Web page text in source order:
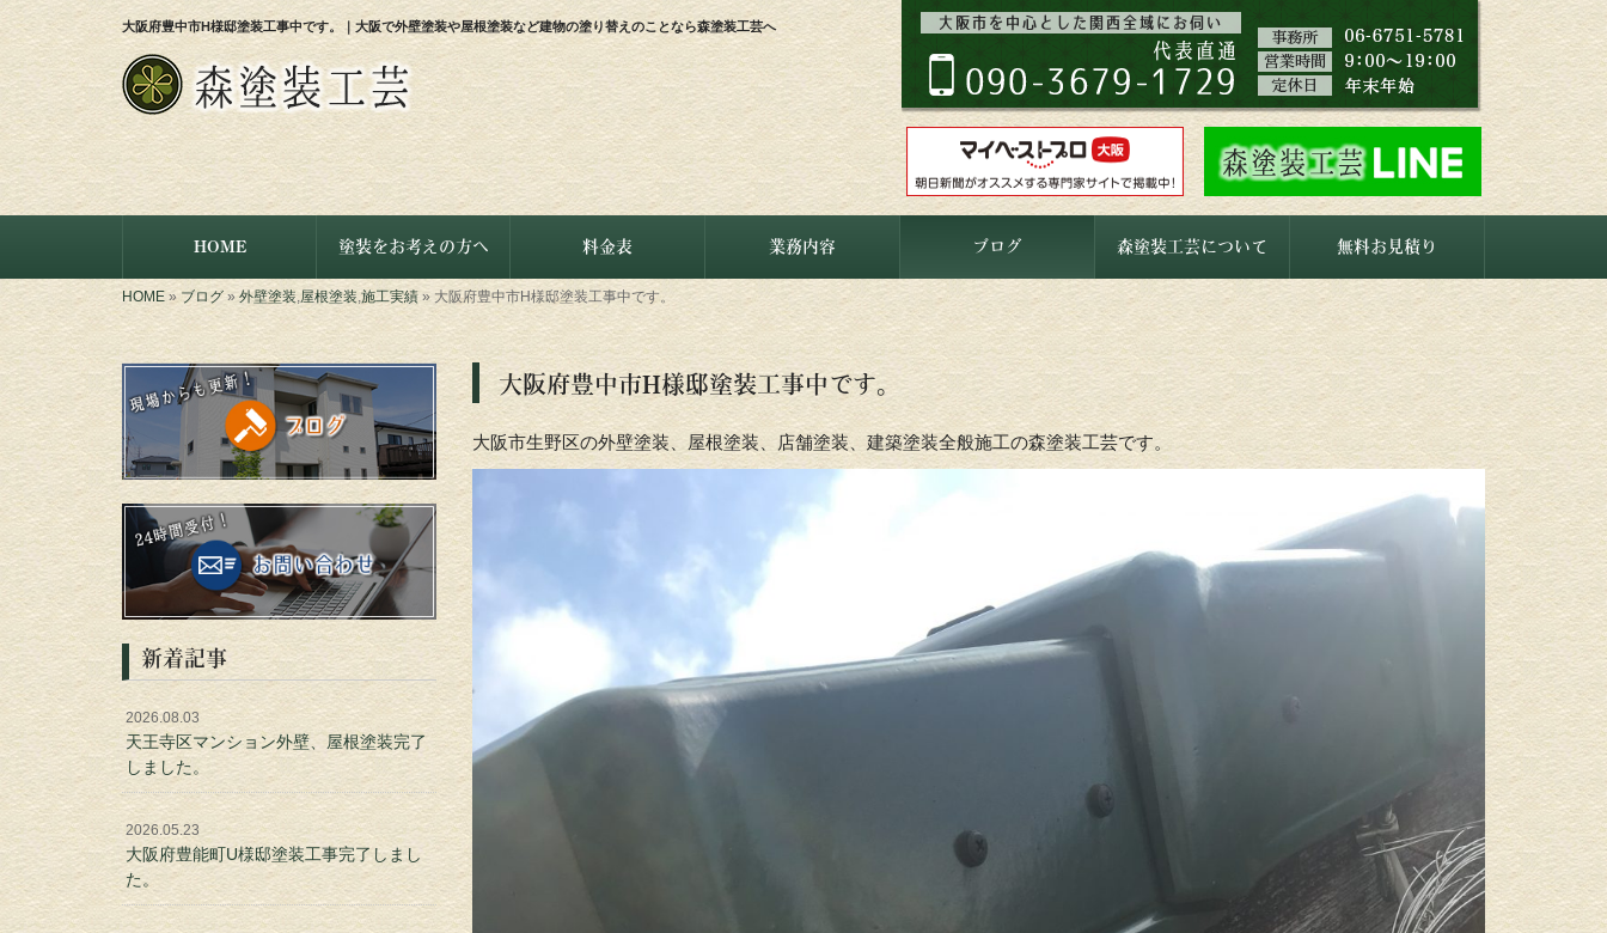
大阪府豊中市H様邸塗装工事中です。｜大阪で外壁塗装や屋根塗装など建物の塗り替えのことなら森塗装工芸へ
HOME 塗装をお考えの方へ 料金表 業務内容 ブログ 森塗装工芸について 無料お見積り
HOME » ブログ » 外壁塗装,屋根塗装,施工実績 » 大阪府豊中市H様邸塗装工事中です。
大阪府豊中市H様邸塗装工事中です。
大阪市生野区の外壁塗装、屋根塗装、店舗塗装、建築塗装全般施工の森塗装工芸です。
新着記事
2026.08.03
天王寺区マンション外壁、屋根塗装完了
しました。
2026.05.23
大阪府豊能町U様邸塗装工事完了しまし
た。